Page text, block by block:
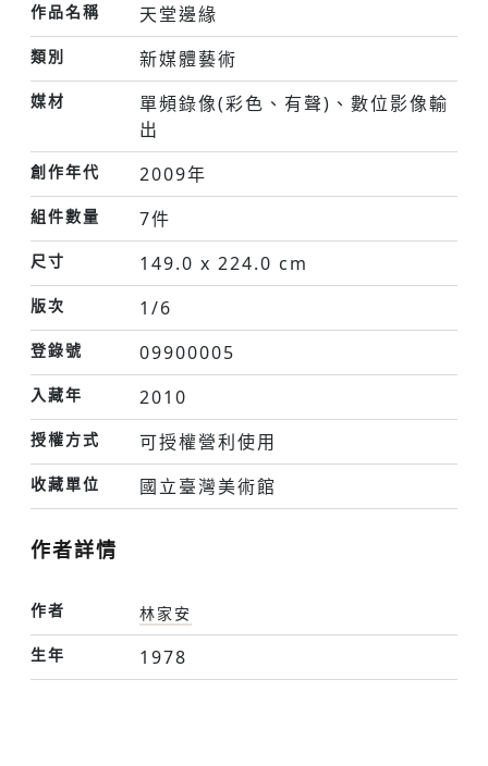
作品名稱 天堂邊緣
類別 新媒體藝術
媒材
單頻錄像(彩色、有聲)、數位影像輸
出
創作年代 2009年
組件數量 7件
尺寸 149.0 x 224.0 cm
版次 1/6
登錄號 09900005
入藏年 2010
授權方式 可授權營利使用
收藏單位 國立臺灣美術館
作者詳情
作者
林家安
生年
1978